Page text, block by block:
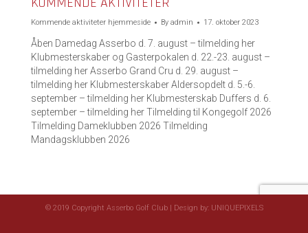
Kommende aktiviteter hjemmeside By admin 17. oktober 2023
Åben Damedag Asserbo d. 7. august – tilmelding her
Klubmesterskaber og Gasterpokalen d. 22.-23. august –
tilmelding her Asserbo Grand Cru d. 29. august –
tilmelding her Klubmesterskaber Aldersopdelt d. 5.-6.
september – tilmelding her Klubmesterskab Duffers d. 6.
september – tilmelding her Tilmelding til Kongegolf 2026
Tilmelding Dameklubben 2026 Tilmelding
Mandagsklubben 2026
© 2019 Copyright Asserbo Golf Club | Design by: UNIQUEPIXELS